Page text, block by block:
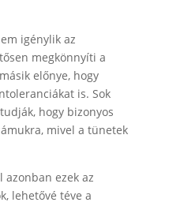
igénylik az
megkönnyíti a
előnye, hogy
is. Sok
hogy bizonyos
mivel a tünetek
azonban ezek az
lehetővé téve a